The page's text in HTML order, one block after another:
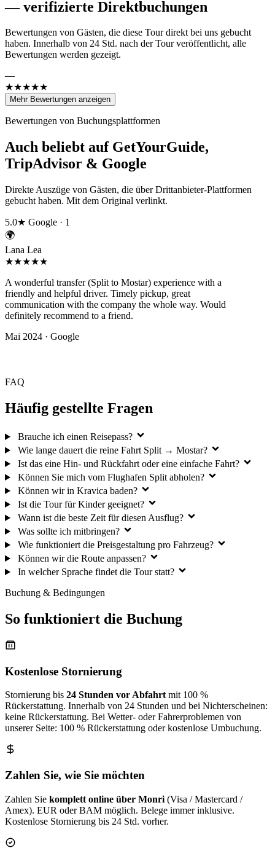
—verifizierte Direktbuchungen
Bewertungen von Gästen, die diese Tour direkt bei uns gebucht
haben. Innerhalb von 24 Std. nach der Tour veröffentlicht, alle
Bewertungen werden gezeigt.
—
★★★★★
Mehr Bewertungen anzeigen
Bewertungen von Buchungsplattformen
Auch beliebt auf GetYourGuide,
TripAdvisor & Google
Direkte Auszüge von Gästen, die über Drittanbieter-Plattformen
gebucht haben. Mit dem Original verlinkt.
5.0★ Google · 1
🌍
Lana Lea
★★★★★
A wonderful transfer (Split to Mostar) experience with a
friendly and helpful driver. Timely pickup, great
communication with the company the whole way. Would
definitely recommend to a friend.
Mai 2024 · Google
FAQ
Häufig gestellte Fragen
Brauche ich einen Reisepass?
Wie lange dauert die reine Fahrt Split → Mostar?
Ist das eine Hin- und Rückfahrt oder eine einfache Fahrt?
Können Sie mich vom Flughafen Split abholen?
Können wir in Kravica baden?
Ist die Tour für Kinder geeignet?
Wann ist die beste Zeit für diesen Ausflug?
Was sollte ich mitbringen?
Wie funktioniert die Preisgestaltung pro Fahrzeug?
Können wir die Route anpassen?
In welcher Sprache findet die Tour statt?
Buchung & Bedingungen
So funktioniert die Buchung
Kostenlose Stornierung
Stornierung bis 24 Stunden vor Abfahrt mit 100 %
Rückerstattung. Innerhalb von 24 Stunden und bei Nichterscheinen:
keine Rückerstattung. Bei Wetter- oder Fahrerproblemen von
unserer Seite: 100 % Rückerstattung oder kostenlose Umbuchung.
Zahlen Sie, wie Sie möchten
Zahlen Sie komplett online über Monri (Visa / Mastercard /
Amex). EUR oder BAM möglich. Belege immer inklusive.
Kostenlose Stornierung bis 24 Std. vorher.